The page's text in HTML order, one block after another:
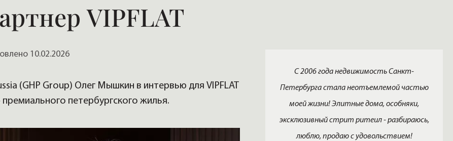
VIPFLAT
10.02.2026
(GHP Group) Олег Мышкин в интервью для VIPFLAT
петербургского жилья.
С 2006 года недвижимость Санкт-
Петербурга стала неотъемлемой частью
моей жизни! Элитные дома, особняки,
эксклюзивный стрит ритеил - разбираюсь,
люблю, продаю с удовольствием!